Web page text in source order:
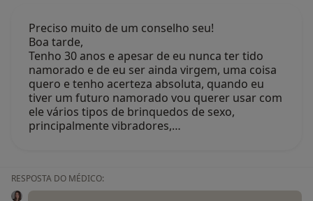
Preciso muito de um conselho seu!
Boa tarde,
Tenho 30 anos e apesar de eu nunca ter tido
namorado e de eu ser ainda virgem, uma coisa
quero e tenho acerteza absoluta, quando eu
tiver um futuro namorado vou querer usar com
ele vários tipos de brinquedos de sexo,
principalmente vibradores,…
RESPOSTA DO MÉDICO: